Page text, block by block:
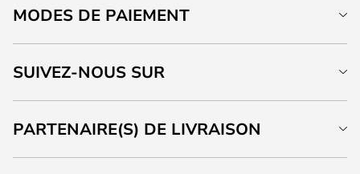
MODES DE PAIEMENT
SUIVEZ-NOUS SUR
PARTENAIRE(S) DE LIVRAISON